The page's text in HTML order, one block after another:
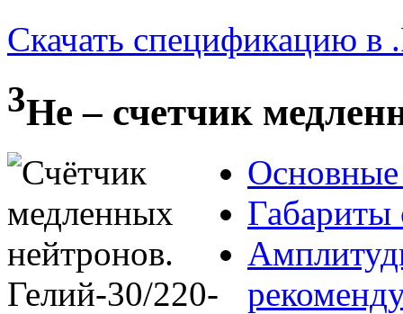
Скачать спецификацию в
3Не – счетчик
Основные
Габариты